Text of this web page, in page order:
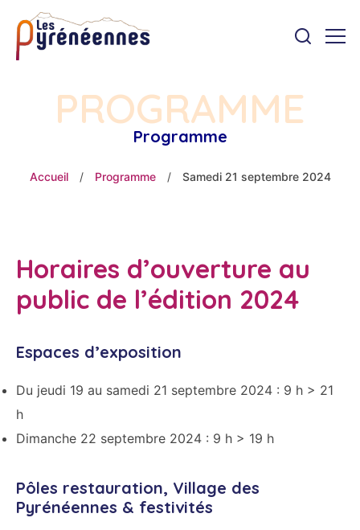
PROGRAMME
Programme
Accueil / Programme / Samedi 21 septembre 2024
Horaires d’ouverture au
public de l’édition 2024
Espaces d’exposition
Du jeudi 19 au samedi 21 septembre 2024 : 9 h > 21
h
Dimanche 22 septembre 2024 : 9 h > 19 h
Pôles restauration, Village des
Pyrénéennes & festivités